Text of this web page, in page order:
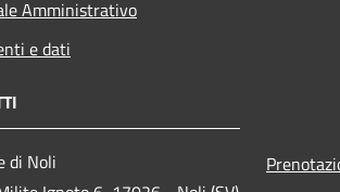
Amministrativo
e dati
di Noli